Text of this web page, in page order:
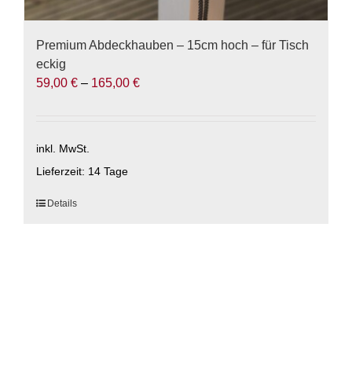
Premium Abdeckhauben – 15cm hoch – für Tisch
eckig
59,00 € – 165,00 €
inkl. MwSt.
Lieferzeit: 14 Tage
Dieses
Details